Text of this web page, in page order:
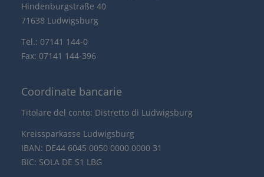
Hindenburgstraße 40
71638 Ludwigsburg
Tel.: 07141 144-0
Fax: 07141 144-396
Coordinate bancarie
Titolare del conto: Distretto di Ludwigsburg
Kreissparkasse Ludwigsburg
IBAN: DE44 6045 0050 0000 0000 31
BIC: SOLA DE S1 LBG